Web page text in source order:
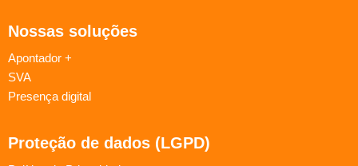
Nossas soluções
Apontador +
SVA
Presença digital
Proteção de dados (LGPD)